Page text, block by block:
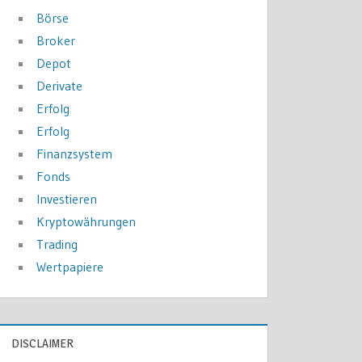
Börse
Broker
Depot
Derivate
Erfolg
Erfolg
Finanzsystem
Fonds
Investieren
Kryptowährungen
Trading
Wertpapiere
DISCLAIMER